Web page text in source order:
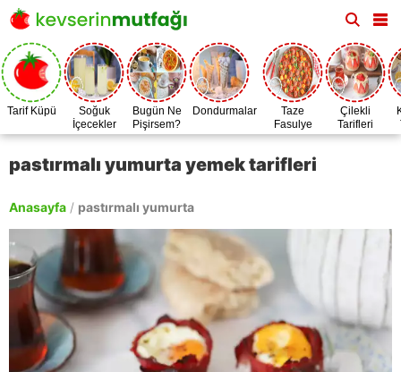
Tarif Küpü
Soğuk
İçecekler
Bugün Ne
Pişirsem?
Dondurmalar
Taze
Fasulye
Zamanı
Çilekli
Tarifleri
pastırmalı yumurta yemek tarifleri
Anasayfa / pastırmalı yumurta